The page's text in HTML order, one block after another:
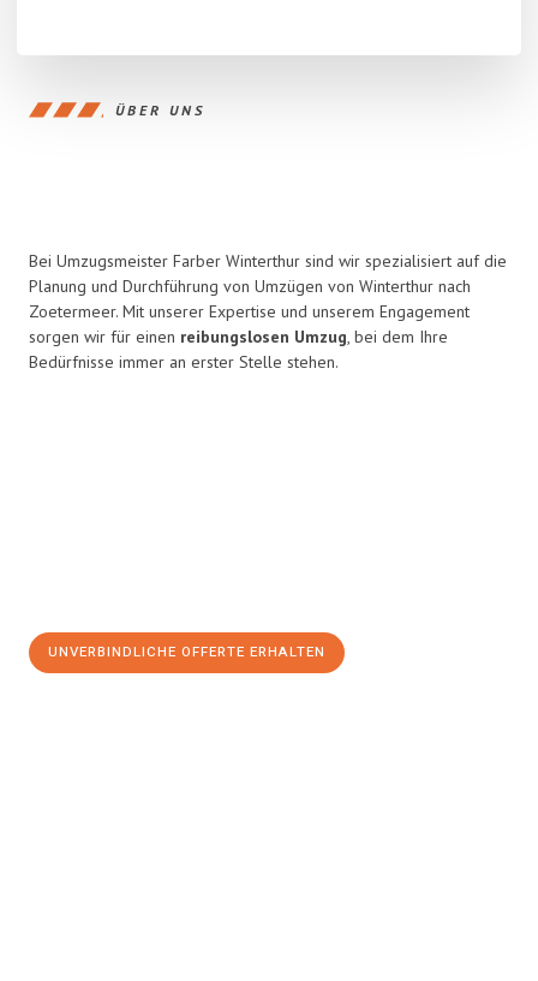
ÜBER UNS
Bei Umzugsmeister Farber Winterthur sind wir spezialisiert auf die
Planung und Durchführung von Umzügen von Winterthur nach
Zoetermeer. Mit unserer Expertise und unserem Engagement
sorgen wir für einen reibungslosen Umzug, bei dem Ihre
Bedürfnisse immer an erster Stelle stehen.
UNVERBINDLICHE OFFERTE ERHALTEN